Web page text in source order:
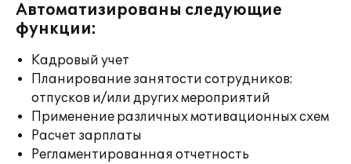
Автоматизированы следующие
функции:
Кадровый учет
Планирование занятости сотрудников:
отпусков и/или других мероприятий
Применение различных мотивационных схем
Расчет зарплаты
Регламентированная отчетность